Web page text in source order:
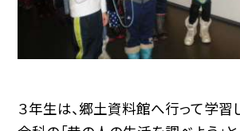
３年生は、郷土資料館へ行って学習